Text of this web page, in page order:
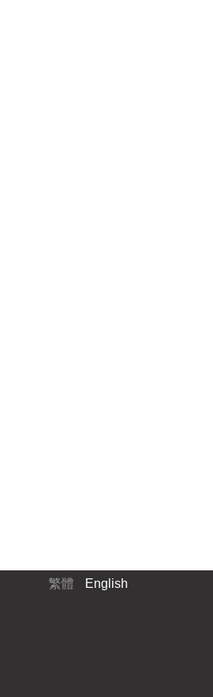
繁體 English